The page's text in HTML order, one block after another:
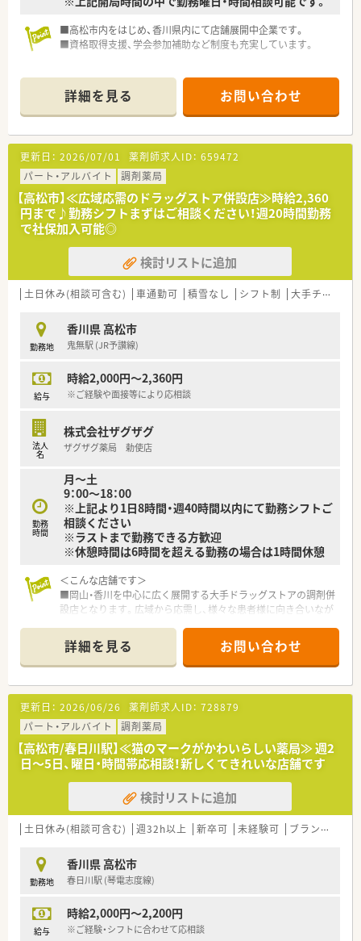
使うことができます。
＜こんな方にオススメ＞
■調剤業務をメインとし服薬指導とともにOTC商材の提案もし
■生活に密着したアドバイスができる薬剤師になりたい方
■調剤業務とOTC業務の両方に興味があり、薬剤師としての幅を
広げたい方
■店舗の皆で目標に向かってがんばりたい方
■高松市内をはじめ、香川県内にて店舗展開中企業です。
■資格取得支援、学会参加補助など制度も充実しています。
詳細を見る お問い合わせ
更新日： 2026/07/01 薬剤師求人ID： 659472
パート・アルバイト
調剤薬局
【高松市】≪広域応需のドラッグストア併設店≫時給2,360
円まで♪勤務シフトまずはご相談ください！週20時間勤務
で社保加入可能◎
検討リストに追加
土日休み(相談可含む) 車通勤可 積雪なし シフト制 大手チェーン以外
勤務地
香川県 高松市
鬼無駅 (JR予讃線)
給与
時給2,000円～2,360円
※ご経験や面接等により応相談
法人
名
株式会社ザグザグ
ザグザグ薬局 勅使店
勤務
時間
月～土
9：00～18：00
※上記より1日8時間・週40時間以内にて勤務シフトご
相談ください
※ラストまで勤務できる方歓迎
※休憩時間は6時間を超える勤務の場合は1時間休憩
＜こんな店舗です＞
■岡山・香川を中心に広く展開する大手ドラッグストアの調剤併
設店となります。広域から応需し、様々な患者様に向き合いなが
■大手チェーンならではの福利厚生、調剤設備、教育制度が整い
お仕事しやすい環境です。
■広域からの処方箋に対応している店舗です。枚数は比較的落
ち着いており、ゆったりとお仕事することが可能です。
〈会社の特徴〉
■中四国に200店舗以上展開する大手ドラッグストアです。さら
に増加中で成長性がある企業です。
■近年、関西方面にも店舗展開をしています。
■ドラッグストア併設調剤薬局を40店舗以上展開。
■店舗拡大に伴いキャリアアップできるポジションが多数あり！
頑張り次第で高給与も可能！
■日用品から医薬品・化粧品まで、従業員割引制度など支出を減
らせる嬉しいメリットもたくさんあります！
認知症カフェなどの地域貢献活動を行っています。
■設備機器を全店舗統一しており、分包機・軟膏ねり機・PTP除包
機の他にバーコード照合監査システムを全店に導入していま
■月3日まで希望休を出すことが出来るため、プライベートの予
定が立てやすい環境が整っています。
詳細を見る お問い合わせ
更新日： 2026/06/26 薬剤師求人ID： 728879
パート・アルバイト
調剤薬局
【高松市/春日川駅】≪猫のマークがかわいらしい薬局≫ 週2
日～5日、曜日・時間帯応相談！新しくてきれいな店舗です
検討リストに追加
土日休み(相談可含む) 週32h以上 新卒可 未経験可 ブランク可
勤務地
香川県 高松市
春日川駅 (琴電志度線)
給与
時給2,000円～2,200円
※ご経験・シフトに合わせて応相談